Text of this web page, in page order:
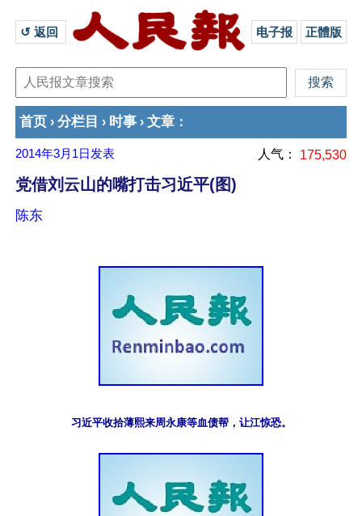
↺ 返回 电子报 正體版
首页 › 分栏目 › 时事 › 文章 ：
2014年3月1日 发表 人气： 175,530
党借刘云山的嘴打击习近平(图)
陈东
习近平收拾薄熙来周永康等血债帮，让江惊恐。